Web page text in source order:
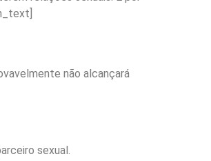
não alcançará
sexual.